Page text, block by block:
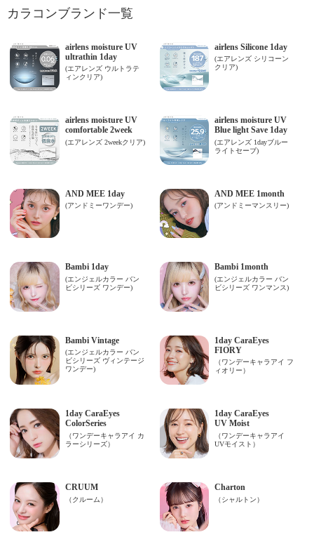
カラコンブランド一覧